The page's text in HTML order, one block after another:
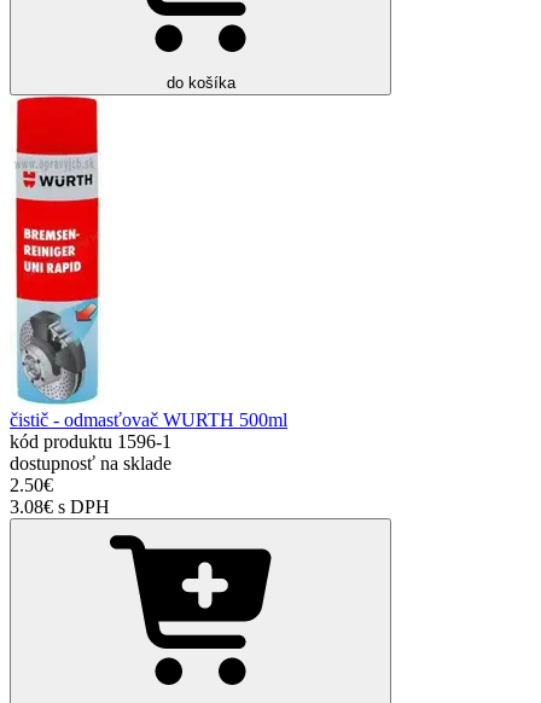
do košíka
čistič - odmasťovač WURTH 500ml
kód produktu 1596-1
dostupnosť na sklade
2.50€
3.08€ s DPH